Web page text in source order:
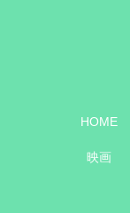
HOME
映画